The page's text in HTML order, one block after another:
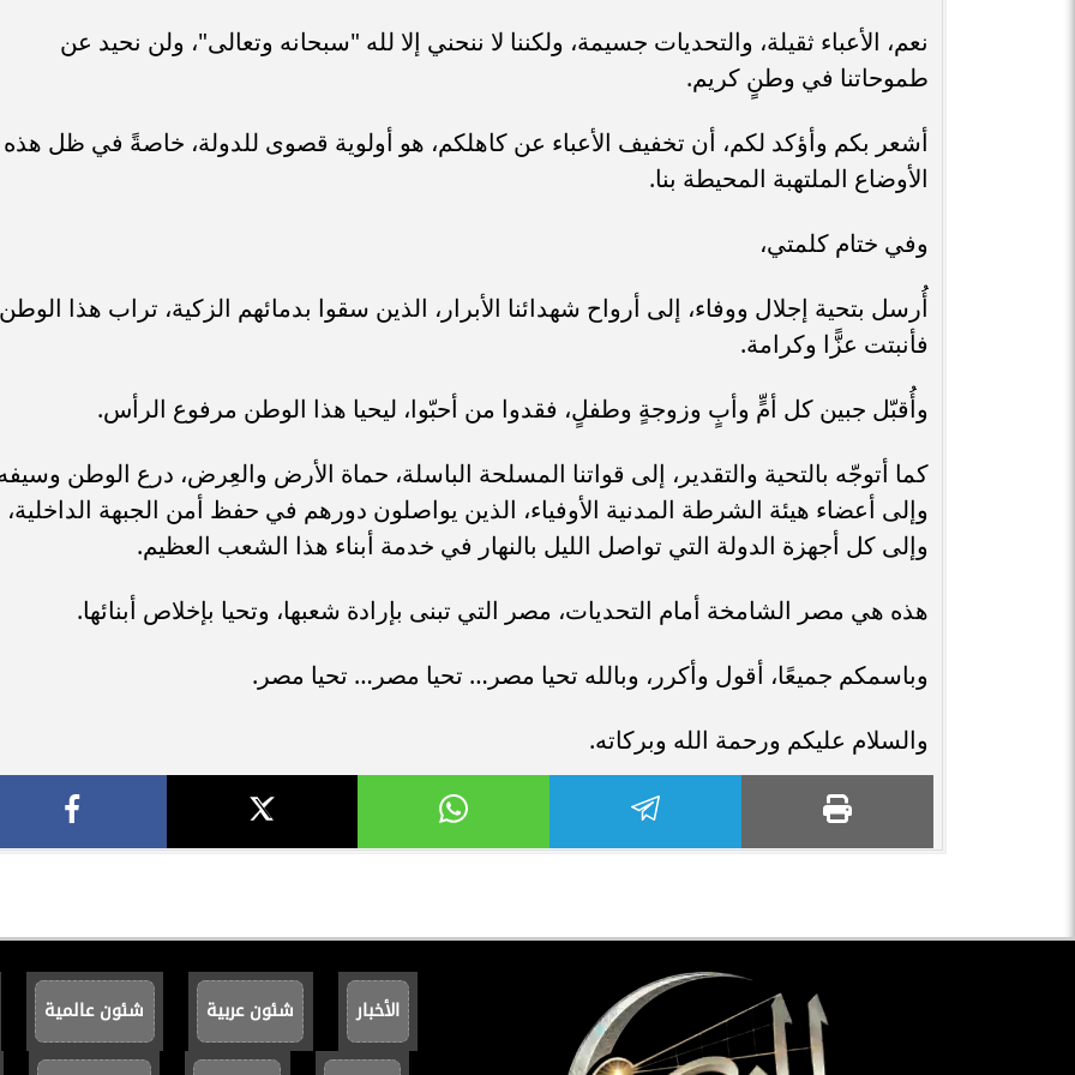
نعم، الأعباء ثقيلة، والتحديات جسيمة، ولكننا لا ننحني إلا لله "سبحانه وتعالى"، ولن نحيد عن
طموحاتنا في وطنٍ كريم.
أشعر بكم وأؤكد لكم، أن تخفيف الأعباء عن كاهلكم، هو أولوية قصوى للدولة، خاصةً في ظل هذه
الأوضاع الملتهبة المحيطة بنا.
وفي ختام كلمتي،
أُرسل بتحية إجلال ووفاء، إلى أرواح شهدائنا الأبرار، الذين سقوا بدمائهم الزكية، تراب هذا
فأنبتت عزًّا وكرامة.
وأُقبّل جبين كل أمٍّ وأبٍ وزوجةٍ وطفلٍ، فقدوا من أحبّوا، ليحيا هذا الوطن مرفوع الرأس.
كما أتوجّه بالتحية والتقدير، إلى قواتنا المسلحة الباسلة، حماة الأرض والعِرض، درع الوطن
وإلى أعضاء هيئة الشرطة المدنية الأوفياء، الذين يواصلون دورهم في حفظ أمن الجبهة الداخلية،
وإلى كل أجهزة الدولة التي تواصل الليل بالنهار في خدمة أبناء هذا الشعب العظيم.
هذه هي مصر الشامخة أمام التحديات، مصر التي تبنى بإرادة شعبها، وتحيا بإخلاص أبنائها.
وباسمكم جميعًا، أقول وأكرر، وبالله تحيا مصر… تحيا مصر… تحيا مصر.
والسلام عليكم ورحمة الله وبركاته.
الأخبار شئون عربية شئون عالمية